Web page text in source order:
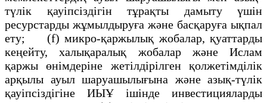
түлік қауіпсіздігін тұрақты дамыту үшін
ресурстарды жұмылдыруға және басқаруға ықпал
ету; (f) микро-қаржылық жобалар, қуаттарды
кеңейту, халықаралық жобалар және Ислам
қаржы өнімдеріне жетілдірілген қолжетімділік
арқылы ауыл шаруашылығына және азық-түлік
қауіпсіздігіне ИЫҰ ішінде инвестицияларды